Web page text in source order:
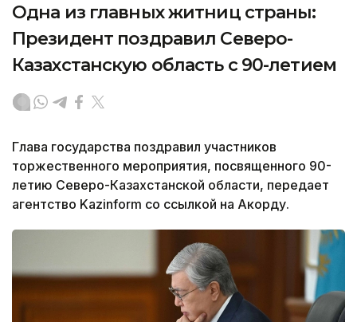
Одна из главных житниц страны:
Президент поздравил Северо-
Казахстанскую область с 90-летием
Глава государства поздравил участников
торжественного мероприятия, посвященного 90-
летию Северо-Казахстанской области, передает
агентство Kazinform со ссылкой на Акорду.